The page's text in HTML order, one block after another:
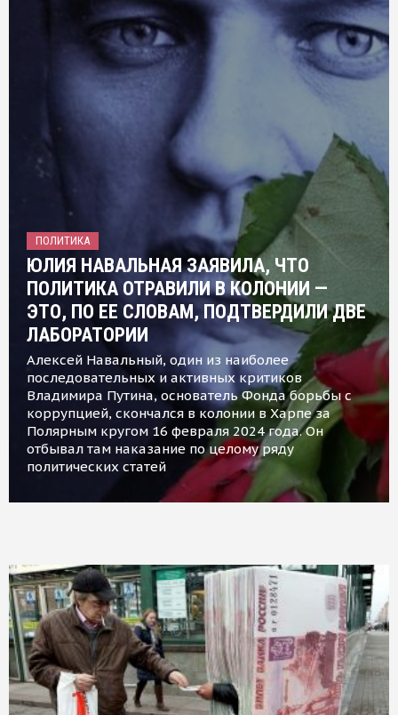
ПОЛИТИКА
ЮЛИЯ НАВАЛЬНАЯ ЗАЯВИЛА, ЧТО
ПОЛИТИКА ОТРАВИЛИ В КОЛОНИИ —
ЭТО, ПО ЕЕ СЛОВАМ, ПОДТВЕРДИЛИ ДВЕ
ЛАБОРАТОРИИ
Алексей Навальный, один из наиболее
последовательных и активных критиков
Владимира Путина, основатель Фонда борьбы с
коррупцией, скончался в колонии в Харпе за
Полярным кругом 16 февраля 2024 года. Он
отбывал там наказание по целому ряду
политических статей